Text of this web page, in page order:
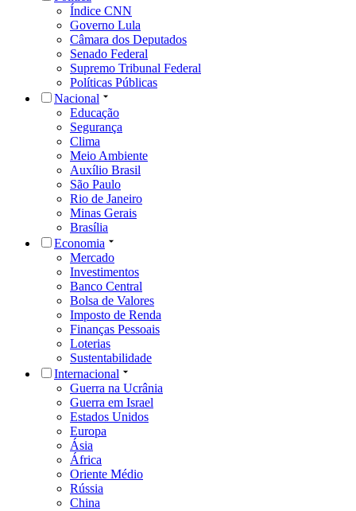
Índice CNN
Governo Lula
Câmara dos Deputados
Senado Federal
Supremo Tribunal Federal
Políticas Públicas
Nacional
Educação
Segurança
Clima
Meio Ambiente
Auxílio Brasil
São Paulo
Rio de Janeiro
Minas Gerais
Brasília
Economia
Mercado
Investimentos
Banco Central
Bolsa de Valores
Imposto de Renda
Finanças Pessoais
Loterias
Sustentabilidade
Internacional
Guerra na Ucrânia
Guerra em Israel
Estados Unidos
Europa
Ásia
África
Oriente Médio
Rússia
China